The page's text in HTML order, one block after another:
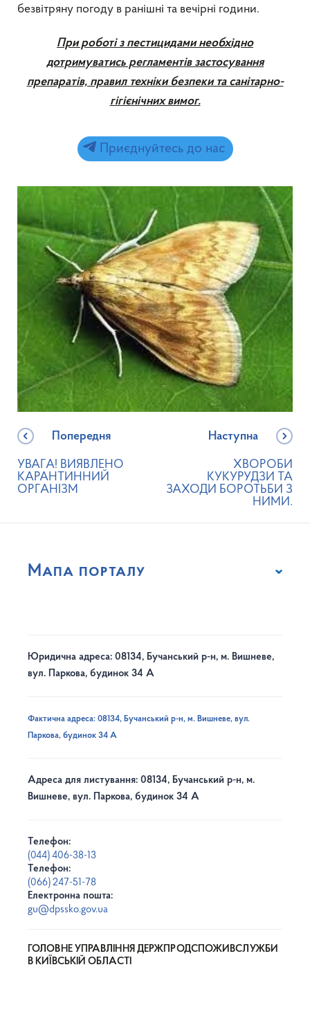
безвітряну погоду в ранішні та вечірні години.
При роботі з пестицидами необхідно
дотримуватись регламентів застосування
препаратів, правил техніки безпеки та санітарно-
гігієнічних вимог.
Приєднуйтесь до нас
Попередня
УВАГА! ВИЯВЛЕНО
КАРАНТИННИЙ
ОРГАНІЗМ
Наступна
ХВОРОБИ
КУКУРУДЗИ ТА
ЗАХОДИ БОРОТЬБИ З
НИМИ.
Мапа порталу
Юридична адреса: 08134, Бучанський р-н, м. Вишневе,
вул. Паркова, будинок 34 А
Фактична адреса: 08134, Бучанський р-н, м. Вишневе, вул.
Паркова, будинок 34 А
Адреса для листування: 08134, Бучанський р-н, м.
Вишневе, вул. Паркова, будинок 34 А
Телефон:
(044) 406-38-13
Телефон:
(066) 247-51-78
Електронна пошта:
gu@dpssko.gov.ua
ГОЛОВНЕ УПРАВЛІННЯ ДЕРЖПРОДСПОЖИВСЛУЖБИ
В КИЇВСЬКІЙ ОБЛАСТІ